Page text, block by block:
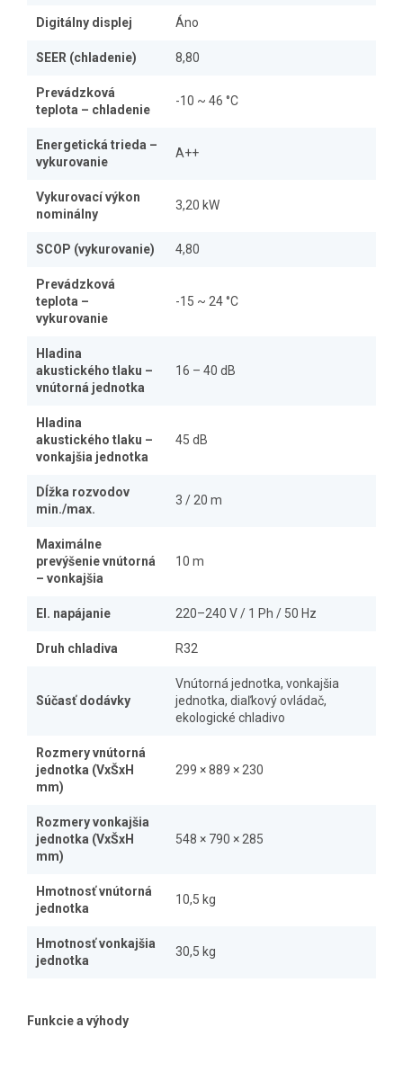
Digitálny displej Áno
SEER (chladenie) 8,80
Prevádzková
teplota – chladenie
-10 ~ 46 °C
Energetická trieda –
vykurovanie
A++
Vykurovací výkon
nominálny
3,20 kW
SCOP (vykurovanie) 4,80
Prevádzková
teplota –
vykurovanie
-15 ~ 24 °C
Hladina
akustického tlaku –
vnútorná jednotka
16 – 40 dB
Hladina
akustického tlaku –
vonkajšia jednotka
45 dB
Dĺžka rozvodov
min./max.
3 / 20 m
Maximálne
prevýšenie vnútorná
– vonkajšia
10 m
El. napájanie 220–240 V / 1 Ph / 50 Hz
Druh chladiva R32
Súčasť dodávky
Vnútorná jednotka, vonkajšia
jednotka, diaľkový ovládač,
ekologické chladivo
Rozmery vnútorná
jednotka (VxŠxH
mm)
299 × 889 × 230
Rozmery vonkajšia
jednotka (VxŠxH
mm)
548 × 790 × 285
Hmotnosť vnútorná
jednotka
10,5 kg
Hmotnosť vonkajšia
jednotka
30,5 kg
Funkcie a výhody